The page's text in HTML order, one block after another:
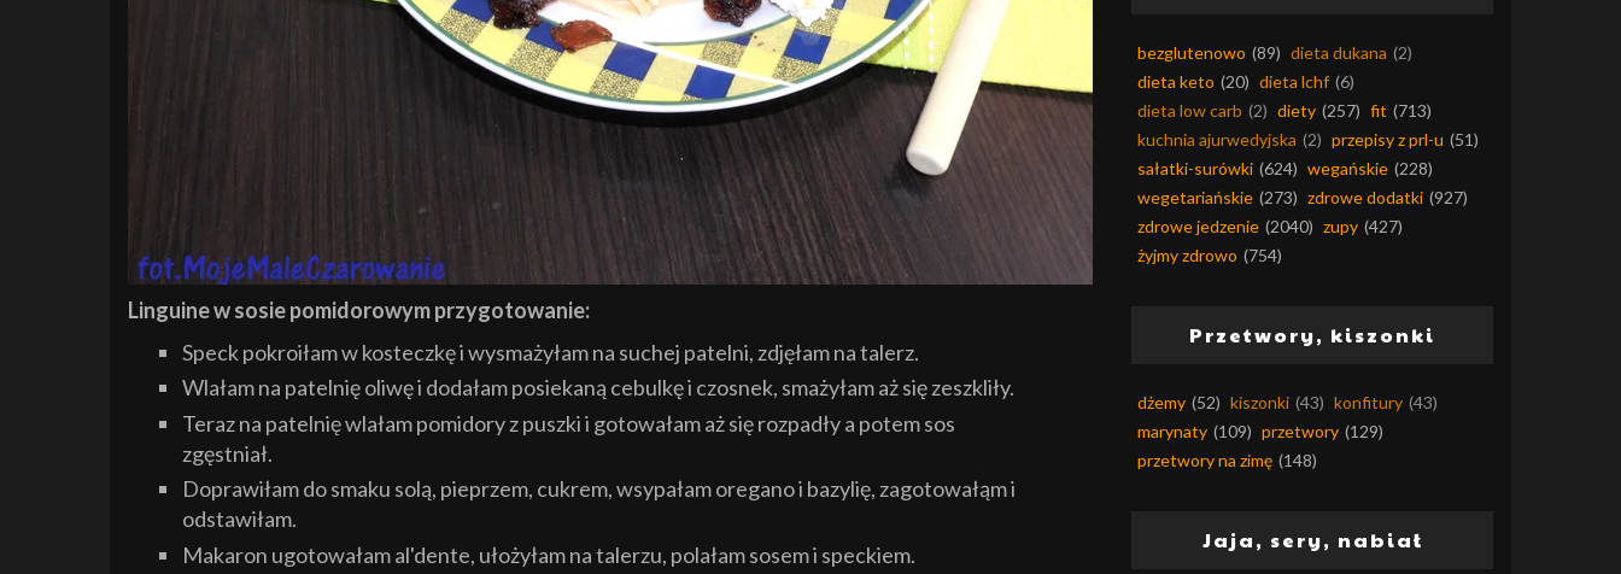
Linguine w sosie pomidorowym przygotowanie:
Speck pokroiłam w kosteczkę i wysmażyłam na suchej patelni, zdjęłam na talerz.
Wlałam na patelnię oliwę i dodałam posiekaną cebulkę i czosnek, smażyłam aż się zeszkliły.
Teraz na patelnię wlałam pomidory z puszki i gotowałam aż się rozpadły a potem sos
zgęstniał.
Doprawiłam do smaku solą, pieprzem, cukrem, wsypałam oregano i bazylię, zagotowałąm i
odstawiłam.
Makaron ugotowałam al'dente, ułożyłam na talerzu, polałam sosem i speckiem.
bezglutenowo (89) dieta dukana (2)
dieta keto (20) dieta lchf (6)
dieta low carb (2) diety (257) fit (713)
kuchnia ajurwedyjska (2) przepisy z prl-u (51)
sałatki-surówki (624) wegańskie (228)
wegetariańskie (273) zdrowe dodatki (927)
zdrowe jedzenie (2040) zupy (427)
żyjmy zdrowo (754)
Przetwory, kiszonki
dżemy (52) kiszonki (43) konfitury (43)
marynaty (109) przetwory (129)
przetwory na zimę (148)
Jaja, sery, nabiał